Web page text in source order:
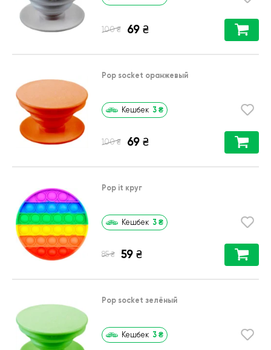
100 ₴ 69 ₴
Pop socket оранжевый
Кешбек 3 ₴
100 ₴ 69 ₴
Pop it круг
Кешбек 3 ₴
85 ₴ 59 ₴
Pop socket зелёный
Кешбек 3 ₴